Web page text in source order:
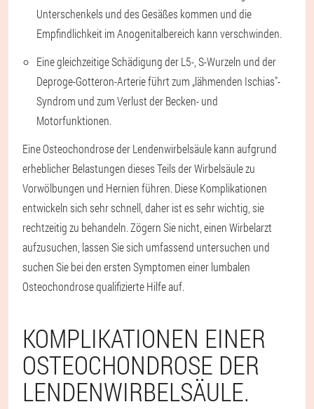
Unterschenkels und des Gesäßes kommen und die
Empfindlichkeit im Anogenitalbereich kann verschwinden.
Eine gleichzeitige Schädigung der L5-, S-Wurzeln und der
Deproge-Gotteron-Arterie führt zum „lähmenden Ischias"-
Syndrom und zum Verlust der Becken- und
Motorfunktionen.
Eine Osteochondrose der Lendenwirbelsäule kann aufgrund
erheblicher Belastungen dieses Teils der Wirbelsäule zu
Vorwölbungen und Hernien führen. Diese Komplikationen
entwickeln sich sehr schnell, daher ist es sehr wichtig, sie
rechtzeitig zu behandeln. Zögern Sie nicht, einen Wirbelarzt
aufzusuchen, lassen Sie sich umfassend untersuchen und
suchen Sie bei den ersten Symptomen einer lumbalen
Osteochondrose qualifizierte Hilfe auf.
KOMPLIKATIONEN EINER
OSTEOCHONDROSE DER
LENDENWIRBELSÄULE.